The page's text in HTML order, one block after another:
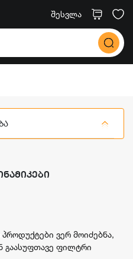
შესვლა
ვერ მოიძებნა,
გაასუფთავე ფილტრი